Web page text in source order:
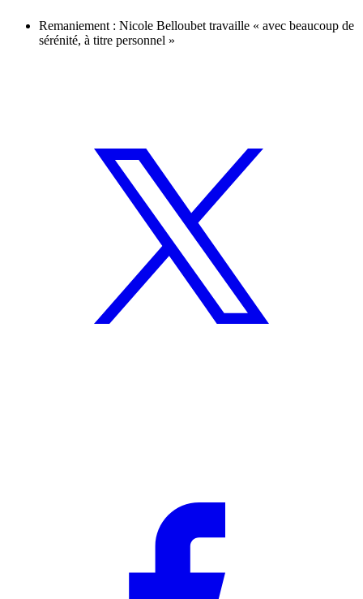
Remaniement : Nicole Belloubet travaille « avec beaucoup de
sérénité, à titre personnel »